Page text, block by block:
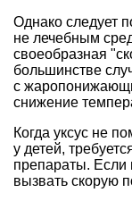
Однако следует
не лечебным
своеобразная
большинстве
с
снижение
Когда уксус не
у детей,
препараты. Если
вызвать скорую